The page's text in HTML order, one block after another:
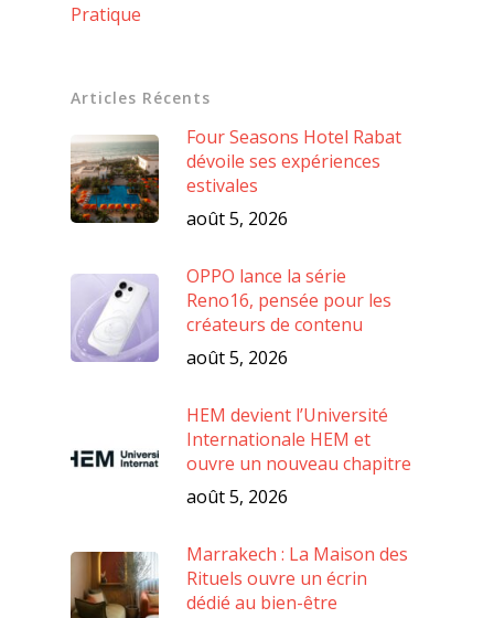
Pratique
Articles Récents
Four Seasons Hotel Rabat
dévoile ses expériences
estivales
août 5, 2026
OPPO lance la série
Reno16, pensée pour les
créateurs de contenu
août 5, 2026
HEM devient l’Université
Internationale HEM et
ouvre un nouveau chapitre
août 5, 2026
Marrakech : La Maison des
Rituels ouvre un écrin
dédié au bien-être